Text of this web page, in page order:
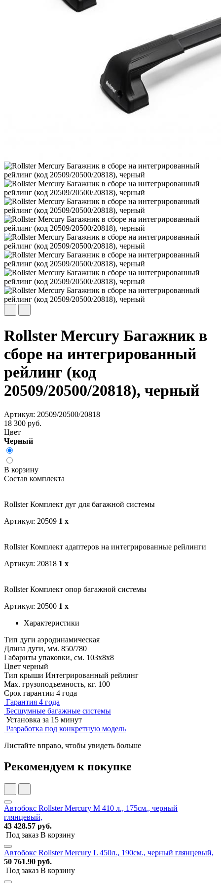
Rollster Mercury Багажник в
сборе на интегрированный
рейлинг (код
20509/20500/20818), черный
Артикул: 20509/20500/20818
18 300 руб.
Цвет
Черный
В корзину
Состав комплекта
Rollster Комплект дуг для багажной системы
Артикул: 20509 1 x
Rollster Комплект адаптеров на интегрированные рейлинги
Артикул: 20818 1 x
Rollster Комплект опор багажной системы
Артикул: 20500 1 x
Характеристики
Тип дуги аэродинамическая
Длина дуги, мм. 850/780
Габариты упаковки, см. 103х8х8
Цвет черный
Тип крыши Интегрированный рейлинг
Мах. грузоподъемность, кг. 100
Срок гарантии 4 года
Гарантия 4 года
Бесшумные багажные системы
Установка за 15 минут
Разработка под конкретную модель
Листайте вправо, чтобы увидеть больше
Рекомендуем к покупке
Автобокс Rollster Mercury M 410 л., 175см., черный
глянцевый,
43 428.57 руб.
Под заказ В корзину
Автобокс Rollster Mercury L 450л., 190см., черный глянцевый,
50 761.90 руб.
Под заказ В корзину